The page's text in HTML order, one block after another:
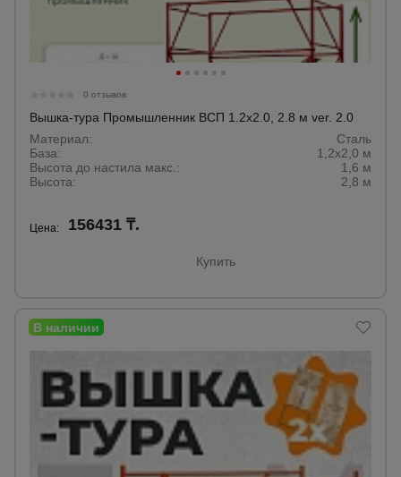
0 отзывов
Вышка-тура Промышленник ВСП 1.2х2.0, 2.8 м ver. 2.0
Материал:
Сталь
База:
1,2х2,0 м
Высота до настила макс.:
1,6 м
Высота:
2,8 м
Цена: 156431 ₸.
Купить
Штукатурные
комплекты
Сварочные
Металл и